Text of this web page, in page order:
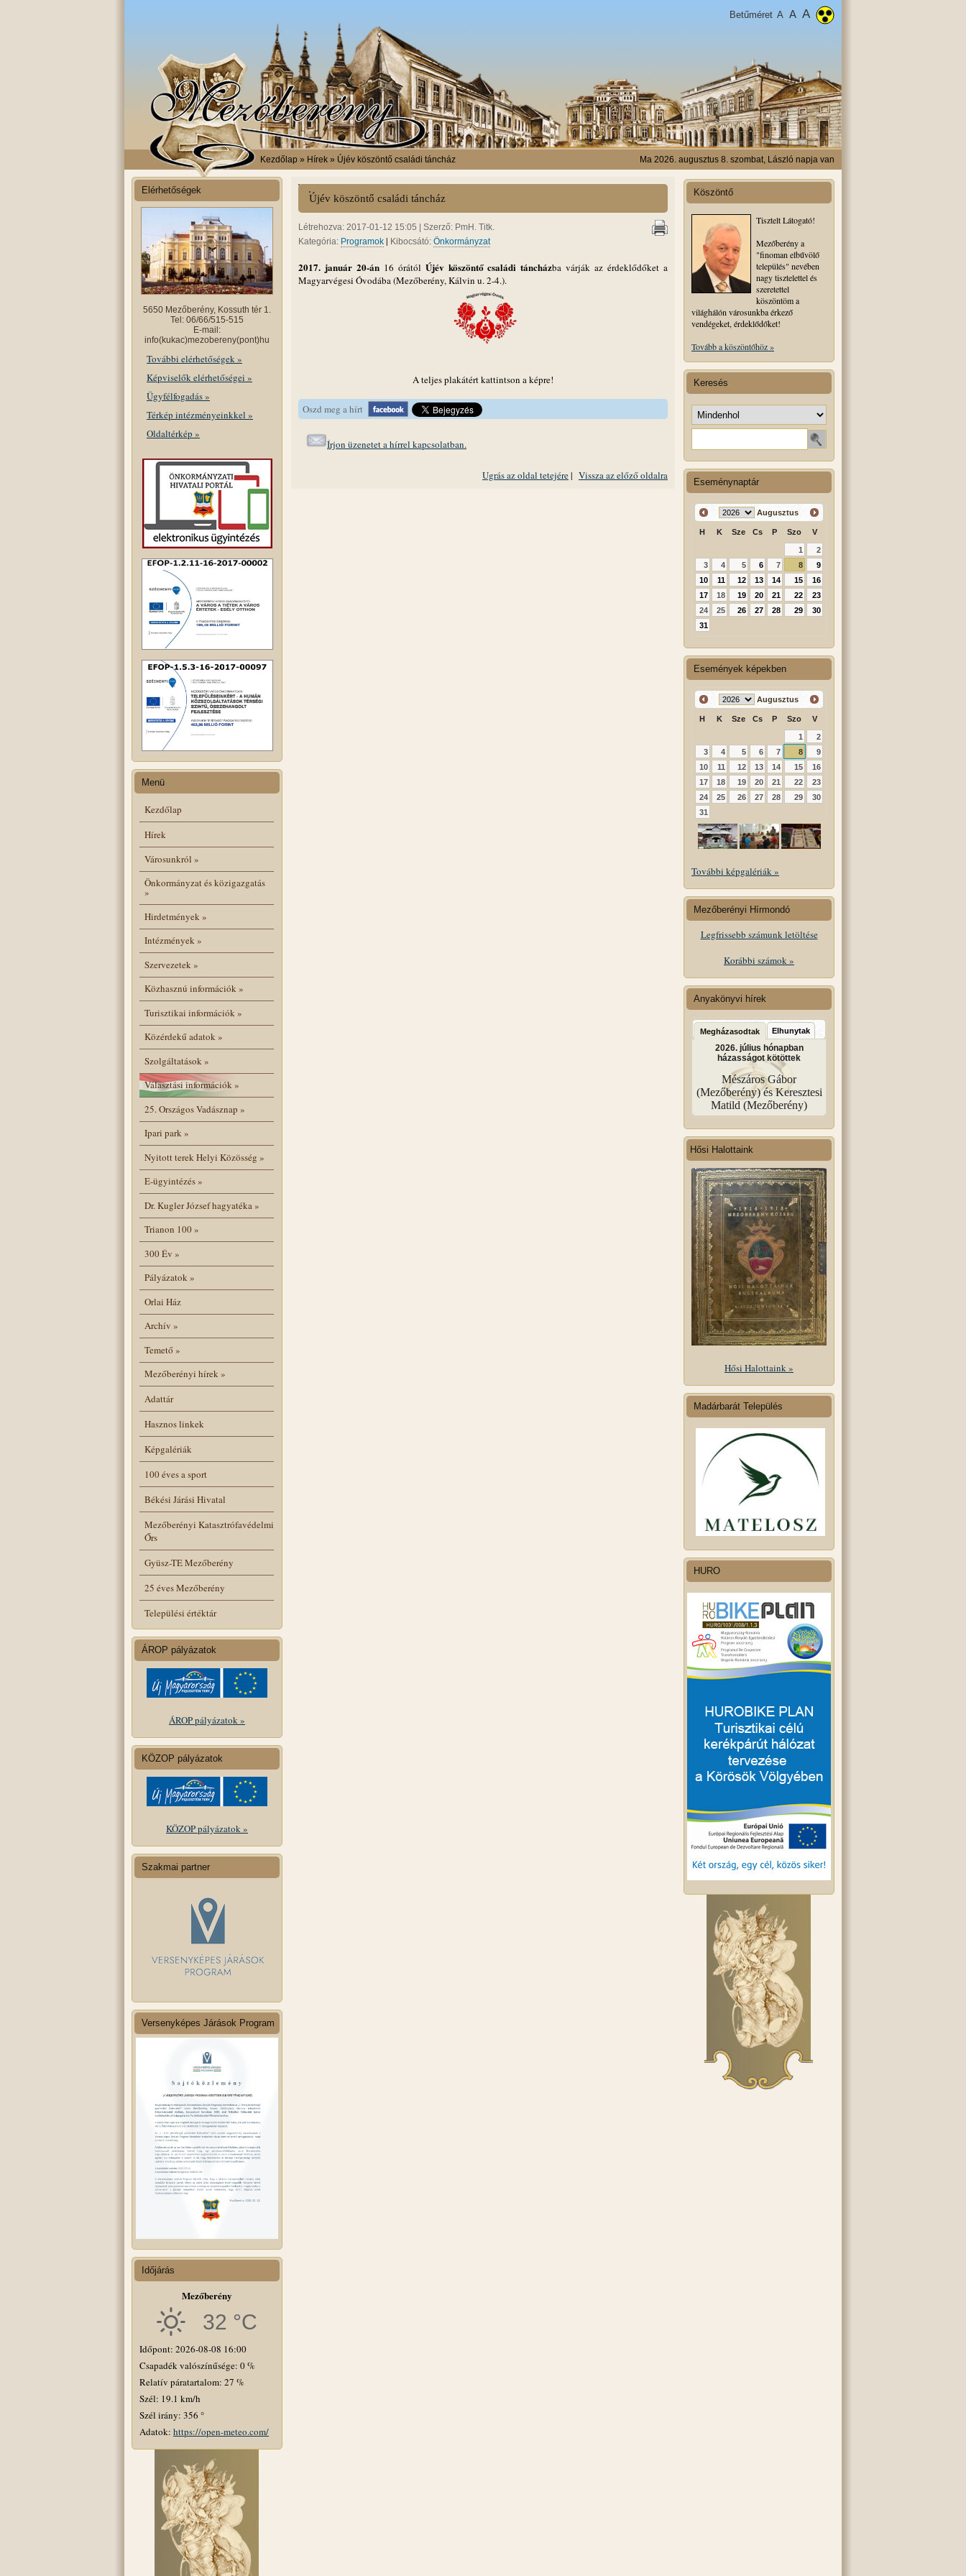
Betűméret A A A
Kezdőlap » Hírek » Újév köszöntő családi táncház Ma 2026. augusztus 8. szombat, László napja van
Elérhetőségek
5650 Mezőberény, Kossuth tér 1.
Tel: 06/66/515-515
E-mail:
info(kukac)mezobereny(pont)hu
További elérhetőségek »
Képviselők elérhetőségei »
Ügyfélfogadás »
Térkép intézményeinkkel »
Oldaltérkép »
Menü
Kezdőlap
Hírek
Városunkról »
Önkormányzat és közigazgatás
»
Hirdetmények»
Intézmények»
Szervezetek»
Közhasznú információk»
Turisztikai információk»
Közérdekű adatok»
Szolgáltatások»
Választási információk»
25. Országos Vadásznap »
Ipari park»
Nyitott terek Helyi Közösség »
E-ügyintézés»
Dr. Kugler József hagyatéka»
Trianon 100»
300 Év »
Pályázatok»
Orlai Ház
Archív »
Temető»
Mezőberényi hírek»
Adattár
Hasznos linkek
Képgalériák
100 éves a sport
Békési Járási Hivatal
Mezőberényi Katasztrófavédelmi
Őrs
Gyüsz-TE Mezőberény
25 éves Mezőberény
Települési értéktár
ÁROP pályázatok
ÁROP pályázatok »
KÖZOP pályázatok
KÖZOP pályázatok »
Szakmai partner
Versenyképes Járások Program
Időjárás
Mezőberény
32 °C
Időpont: 2026-08-08 16:00
Csapadék valószínűsége: 0 %
Relatív páratartalom: 27 %
Szél: 19.1 km/h
Szél irány: 356 °
Adatok: https://open-meteo.com/
Újév köszöntő családi táncház
Létrehozva: 2017-01-12 15:05 | Szerző: PmH. Titk.
Kategória: Programok | Kibocsátó: Önkormányzat
2017. január 20-án 16 órától Újév köszöntő családi táncházba várják az érdeklődőket a
Magyarvégesi Óvodába (Mezőberény, Kálvin u. 2-4.).
A teljes plakátért kattintson a képre!
Oszd meg a hírt
Írjon üzenetet a hírrel kapcsolatban.
Ugrás az oldal tetejére| Vissza az előző oldalra
Köszöntő
Tisztelt Látogató!
Mezőberény a
"finoman elbűvölő
település" nevében
nagy tisztelettel és
szeretettel
köszöntöm a
világhálón városunkba érkező
vendégeket, érdeklődőket!
Tovább a köszöntőhöz »
Keresés
Keresés helye
Eseménynaptár
Augusztus
H K Sze Cs P Szo V
1
2
3
4 5 6 7 8
9
10
11 12 13 14 15
16
17
18 19 20 21 22
23
24
25 26 27 28 29
30
31
Események képekben
Augusztus
H K Sze Cs P Szo V
1
2
3
4 5 6 7 8
9
10
11 12 13 14 15
16
17
18 19 20 21 22
23
24
25 26 27 28 29
30
31
További képgalériák »
Mezőberényi Hírmondó
Legfrissebb számunk letöltése
Korábbi számok »
Anyakönyvi hírek
Megházasodtak Elhunytak
2026. július hónapban
házasságot kötöttek
Mészáros Gábor
(Mezőberény) és Keresztesi
Matild (Mezőberény)
Hősi Halottaink
Hősi Halottaink »
Madárbarát Település
HURO